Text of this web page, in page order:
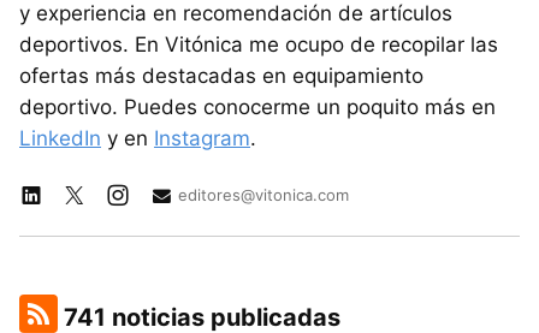
y experiencia en recomendación de artículos
deportivos. En Vitónica me ocupo de recopilar las
ofertas más destacadas en equipamiento
deportivo. Puedes conocerme un poquito más en
LinkedIn y en Instagram.
editores@vitonica.com
741 noticias publicadas